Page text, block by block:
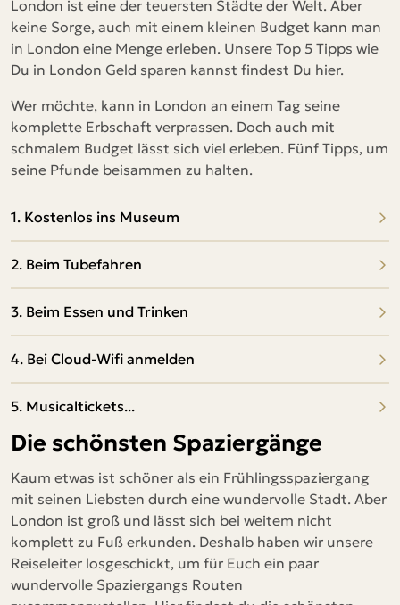
London ist eine der teuersten Städte der Welt. Aber
keine Sorge, auch mit einem kleinen Budget kann man
in London eine Menge erleben. Unsere Top 5 Tipps wie
Du in London Geld sparen kannst findest Du hier.
Wer möchte, kann in London an einem Tag seine
komplette Erbschaft verprassen. Doch auch mit
schmalem Budget lässt sich viel erleben. Fünf Tipps, um
seine Pfunde beisammen zu halten.
1. Kostenlos ins Museum
2. Beim Tubefahren
3. Beim Essen und Trinken
4. Bei Cloud-Wifi anmelden
5. Musicaltickets...
Die schönsten Spaziergänge
Kaum etwas ist schöner als ein Frühlingsspaziergang
mit seinen Liebsten durch eine wundervolle Stadt. Aber
London ist groß und lässt sich bei weitem nicht
komplett zu Fuß erkunden. Deshalb haben wir unsere
Reiseleiter losgeschickt, um für Euch ein paar
wundervolle Spaziergangs Routen